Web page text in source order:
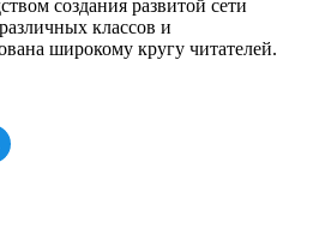
создания развитой сети
классов и
широкому кругу читателей.